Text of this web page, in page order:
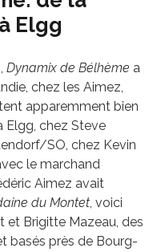
Elgg
Dynamix de Bélhème a
chez les Aimez,
apparemment bien
Elgg, chez Steve
SO, chez Kevin
le marchand
Aimez avait
du Montet, voici
et Brigitte Mazeau, des
basés près de Bourg-